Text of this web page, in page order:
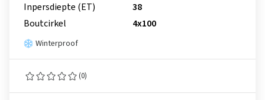
Inpersdiepte (ET)
38
Boutcirkel
4x100
Winterproof
(0)